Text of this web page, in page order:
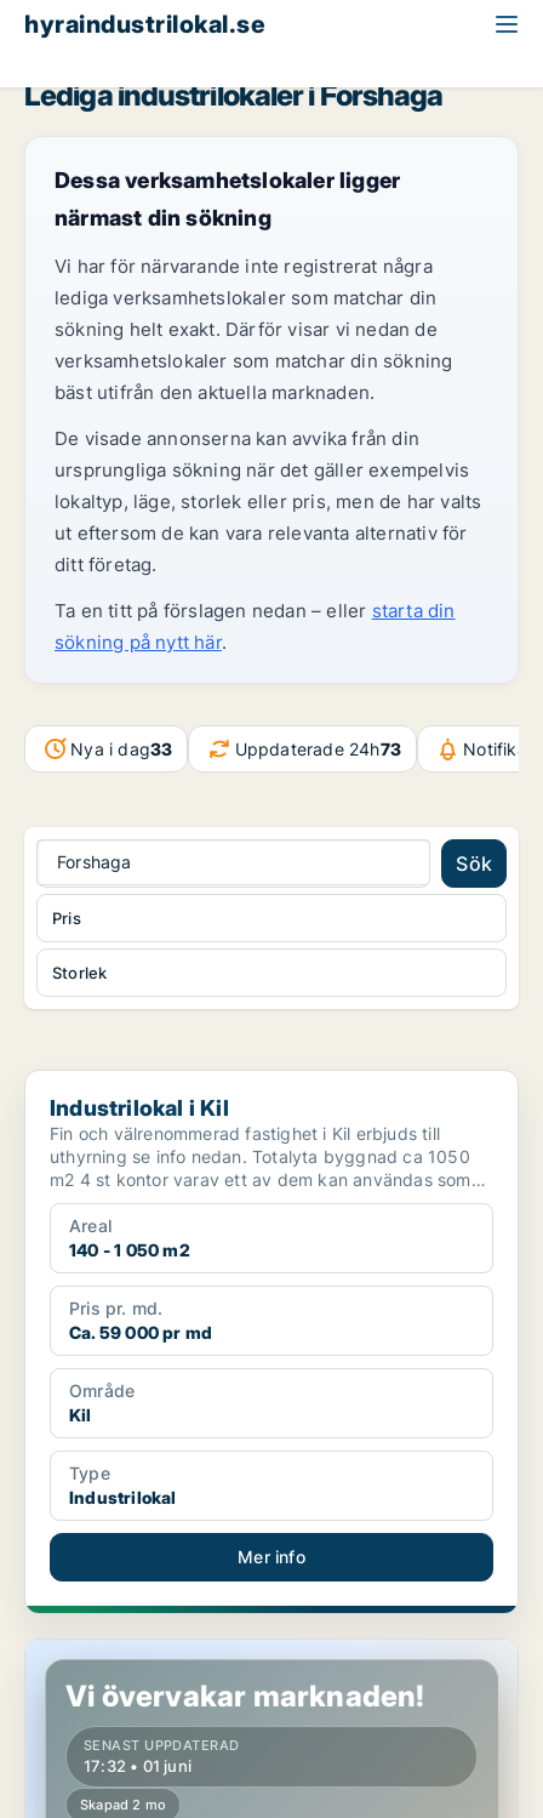
hyraindustrilokal.se
Lediga industrilokaler i Forshaga
Dessa verksamhetslokaler ligger
närmast din sökning
Vi har för närvarande inte registrerat några
lediga verksamhetslokaler som matchar din
sökning helt exakt. Därför visar vi nedan de
verksamhetslokaler som matchar din sökning
bäst utifrån den aktuella marknaden.
De visade annonserna kan avvika från din
ursprungliga sökning när det gäller exempelvis
lokaltyp, läge, storlek eller pris, men de har valts
ut eftersom de kan vara relevanta alternativ för
ditt företag.
Ta en titt på förslagen nedan – eller starta din
sökning på nytt här.
Nya i dag33 Uppdaterade 24h73
Forshaga Sök
Storlek
Pris
Industrilokal i Kil
Industrilokal i Kil
Fin och välrenommerad fastighet i Kil erbjuds till
uthyrning se info nedan. Totalyta byggnad ca 1050
m2 4 st kontor varav ett av dem kan användas som
konfe...
Areal
140 - 1 050 m2
Pris pr. md.
Ca. 59 000 pr md
Område
Kil
Type
Industrilokal
Mer info
Kontor i Karlstad
Vi övervakar marknaden!
SENAST UPPDATERAD
17:32 • 01 juni
Skapad 2 mo